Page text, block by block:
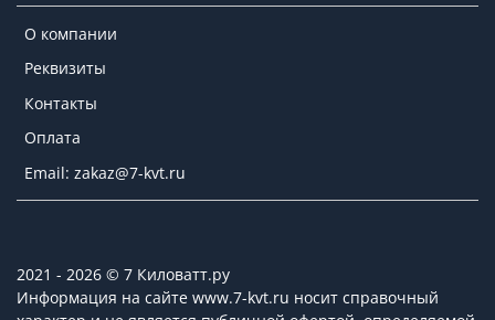
О компании
Реквизиты
Контакты
Оплата
Email: zakaz@7-kvt.ru
2021 - 2026 © 7 Киловатт.ру
Информация на сайте www.7-kvt.ru носит справочный